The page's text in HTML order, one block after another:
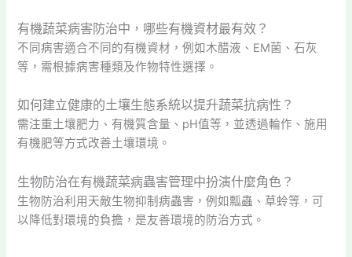
有機蔬菜病害防治中，哪些有機資材最有效？
不同病害適合不同的有機資材，例如木醋液、EM菌、石灰
等，需根據病害種類及作物特性選擇。
如何建立健康的土壤生態系統以提升蔬菜抗病性？
需注重土壤肥力、有機質含量、pH值等，並透過輪作、施用
有機肥等方式改善土壤環境。
生物防治在有機蔬菜病蟲害管理中扮演什麼角色？
生物防治利用天敵生物抑制病蟲害，例如瓢蟲、草蛉等，可
以降低對環境的負擔，是友善環境的防治方式。